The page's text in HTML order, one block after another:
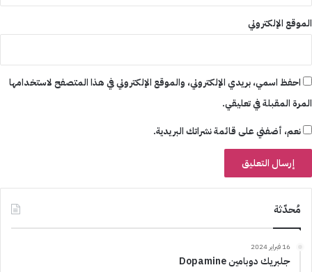
الموقع الإلكتروني
احفظ اسمي، بريدي الإلكتروني، والموقع الإلكتروني في هذا المتصفح لاستخدامها
المرة المقبلة في تعليقي.
نعم، أضفني على قائمة نشراتك البريدية.
مُحدّثة
16 فبراير 2024
جلبريك دوبامين Dopamine